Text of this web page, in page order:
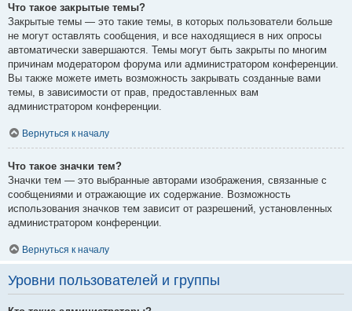
Что такое закрытые темы?
Закрытые темы — это такие темы, в которых пользователи больше
не могут оставлять сообщения, и все находящиеся в них опросы
автоматически завершаются. Темы могут быть закрыты по многим
причинам модератором форума или администратором конференции.
Вы также можете иметь возможность закрывать созданные вами
темы, в зависимости от прав, предоставленных вам
администратором конференции.
Вернуться к началу
Что такое значки тем?
Значки тем — это выбранные авторами изображения, связанные с
сообщениями и отражающие их содержание. Возможность
использования значков тем зависит от разрешений, установленных
администратором конференции.
Вернуться к началу
Уровни пользователей и группы